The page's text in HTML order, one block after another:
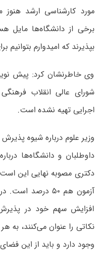
مورد کارشناسی ارشد
برخی از دانشگاه‌ها مایل
بپذیرند که امیدوارم
وی خاطرنشان کرد: پیش
شورای عالی انقلاب فرهنگی
اجرایی تهیه نشده است.
وزیر علوم درباره شیوه
داوطلبان و دانشگاه‌ها
آزمون هم ۵۰
افزایش سهم خود در
نکاتی را عنوان می‌کنند، به
وجود دارد و باید از این